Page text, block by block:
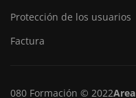
Protección de los usuarios
Factura
080 Formación © 2022